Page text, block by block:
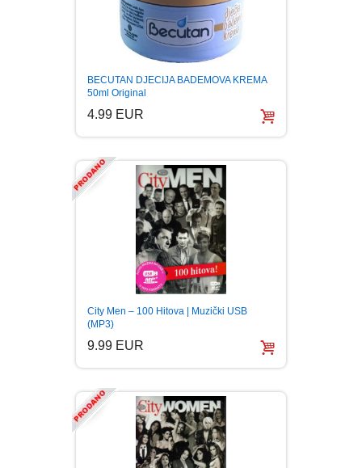
BECUTAN DJECIJA BADEMOVA KREMA
50ml Original
4.99 EUR
City Men – 100 Hitova | Muzički USB
(MP3)
9.99 EUR